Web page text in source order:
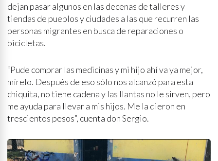
dejan pasar algunos en las decenas de talleres y
tiendas de pueblos y ciudades a las que recurren las
personas migrantes en busca de reparaciones o
bicicletas.
“Pude comprar las medicinas y mi hijo ahí va ya mejor,
mírelo. Después de eso sólo nos alcanzó para esta
chiquita, no tiene cadena y las llantas no le sirven, pero
me ayuda para llevar a mis hijos. Me la dieron en
trescientos pesos”, cuenta don Sergio.